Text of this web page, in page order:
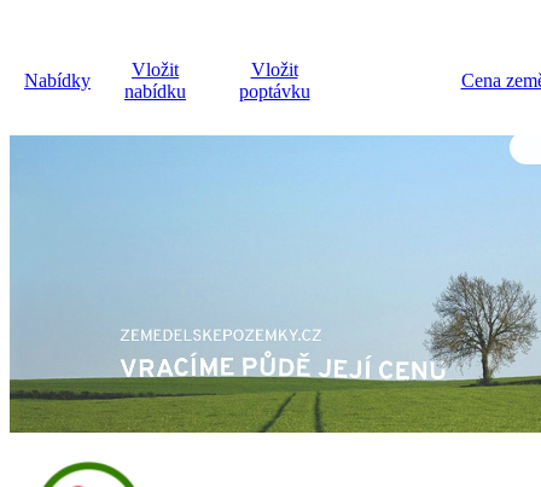
Nabídky
Vložit
nabídku
Vložit
poptávku
Cena